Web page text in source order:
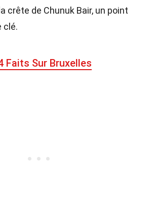
crête de Chunuk Bair, un point
clé.
Faits Sur Bruxelles